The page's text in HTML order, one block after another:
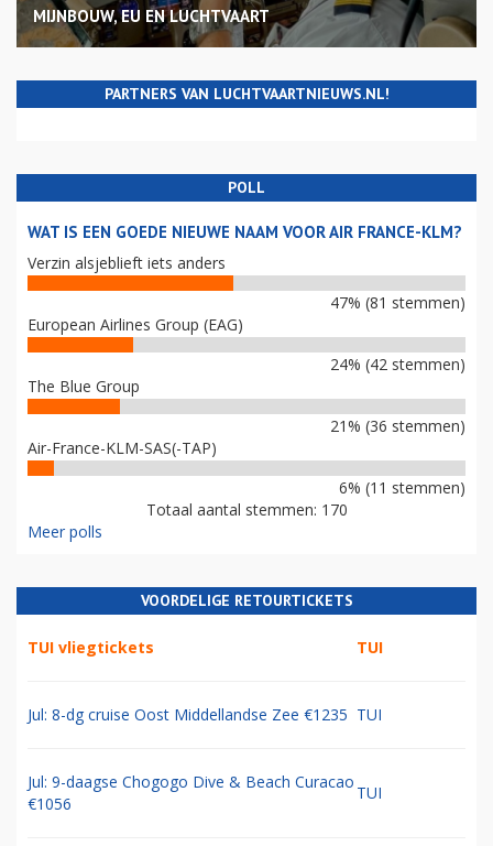
MIJNBOUW, EU EN LUCHTVAART
PARTNERS VAN LUCHTVAARTNIEUWS.NL!
POLL
WAT IS EEN GOEDE NIEUWE NAAM VOOR AIR FRANCE-KLM?
Verzin alsjeblieft iets anders
47% (81 stemmen)
European Airlines Group (EAG)
24% (42 stemmen)
The Blue Group
21% (36 stemmen)
Air-France-KLM-SAS(-TAP)
6% (11 stemmen)
Totaal aantal stemmen: 170
Meer polls
VOORDELIGE RETOURTICKETS
TUI vliegtickets TUI
Jul: 8-dg cruise Oost Middellandse Zee €1235 TUI
Jul: 9-daagse Chogogo Dive & Beach Curacao
€1056
TUI